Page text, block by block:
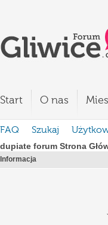
Start O nas
FAQ Szukaj
dupiate forum Strona
Informacja